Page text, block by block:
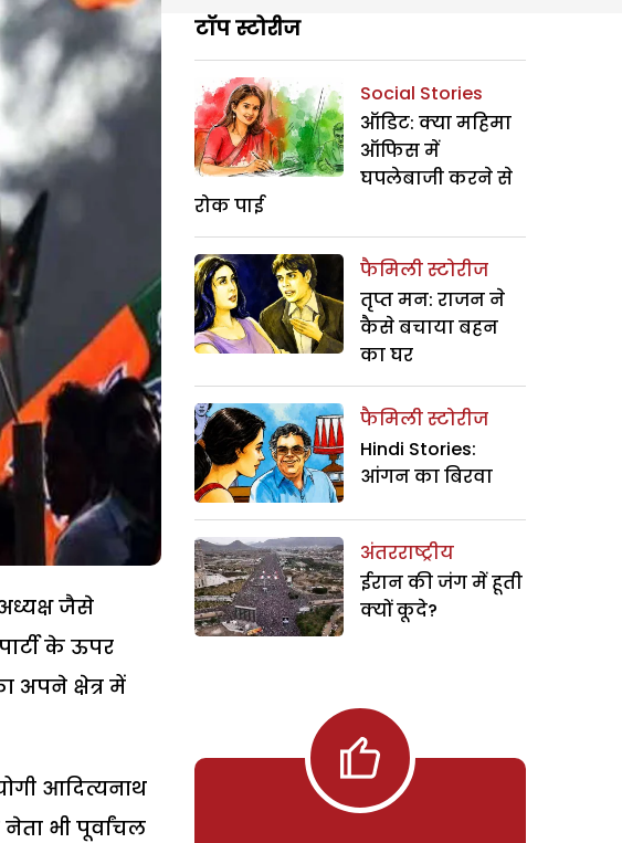
जैसे
के ऊपर
अपने क्षेत्र में
आदित्यनाथ
भी पूर्वांचल
टॉप स्टोरीज
Social Stories
ऑडिट: क्या महिमा
ऑफिस में
घपलेबाजी करने से
रोक पाई
फैमिली स्टोरीज
तृप्त मन: राजन ने
कैसे बचाया बहन
का घर
फैमिली स्टोरीज
Hindi Stories:
आंगन का बिरवा
अंतरराष्ट्रीय
ईरान की जंग में हूती
क्यों कूदे?